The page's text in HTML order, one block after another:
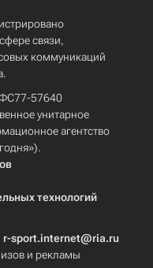
связи,
коммуникаций
57640
унитарное
агентство
технологий
r-sport.internet@ria.ru
и рекламы